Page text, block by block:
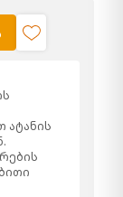
ატანის